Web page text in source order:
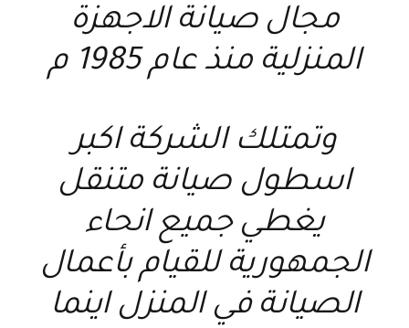
مجال صيانة الاجهزة
المنزلية منذ عام 1985 م
وتمتلك الشركة اكبر
اسطول صيانة متنقل
يغطي جميع انحاء
الجمهورية للقيام بأعمال
الصيانة في المنزل اينما